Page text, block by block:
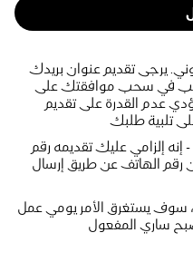
يرجى تقديم عنوان بريدك
في سحب موافقتك على
عدم القدرة على تقديم
تلبية طلبك
- إنه إلزامي عليك تقديمه رقم
الهاتف عن طريق إرسال
سوف يستغرق الأمر يومي عمل
ساري المفعول